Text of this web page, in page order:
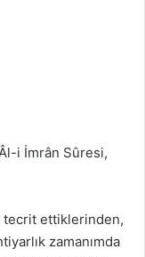
i İmrân Sûresi,
tecrit ettiklerinden,
zamanımda